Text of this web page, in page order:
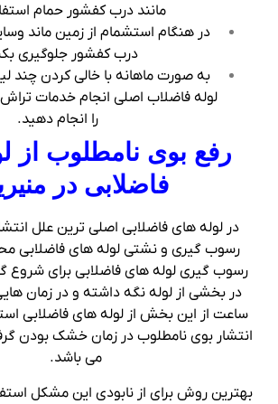
مانند درب کفشور حمام
در هنگام استشمام از زمین ماند
درب کفشور جلوگیری
به صورت ماهانه با خالی کردن چند
لوله فاضلاب اصلی انجام خدمات تراش
را انجام دهید.
رفع بوی نامطلوب از
فاضلابی در
در لوله های فاضلابی اصلی ترین علل
رسوب گیری و نشتی لوله های فاضلابی
رسوب گیری لوله های فاضلابی برای شروع
ساعت از این بخش از لوله های فاضلابی
انتشار بوی نامطلوب در زمان خشک بودن
می باشد.
بهترین روش برای از نابودی این مشکل